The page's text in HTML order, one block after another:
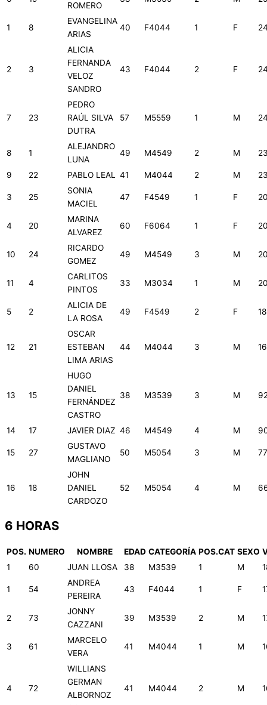
ROMERO
1 8
EVANGELINA
ARIAS
40 F4044 1 F
2 3
ALICIA
FERNANDA
VELOZ
SANDRO
43 F4044 2 F
7 23
PEDRO
RAÚL SILVA
DUTRA
57 M5559 1 M
8 1
ALEJANDRO
LUNA
49 M4549 2 M
9 22 PABLO LEAL 41 M4044 2 M
3 25
SONIA
MACIEL
47 F4549 1 F
4 20
MARINA
ALVAREZ
60 F6064 1 F
10 24
RICARDO
GOMEZ
49 M4549 3 M
11 4
CARLITOS
PINTOS
33 M3034 1 M
5 2
ALICIA DE
LA ROSA
49 F4549 2 F
12 21
OSCAR
ESTEBAN
LIMA ARIAS
44 M4044 3 M
13 15
HUGO
DANIEL
FERNÁNDEZ
CASTRO
38 M3539 3 M
14 17 JAVIER DIAZ 46 M4549 4 M
15 27
GUSTAVO
MAGLIANO
50 M5054 3 M 77
16 18
JOHN
DANIEL
CARDOZO
52 M5054 4 M
6 HORAS
POS. NUMERO NOMBRE EDAD CATEGORÍA POS.CAT SEXO
1
60 JUAN LLOSA 38 M3539 1 M
1 54
ANDREA
PEREIRA
43 F4044 1 F
2 73
JONNY
CAZZANI
39 M3539 2 M
3 61
MARCELO
VERA
41 M4044 1 M
4 72
WILLIANS
GERMAN
ALBORNOZ
41 M4044 2 M